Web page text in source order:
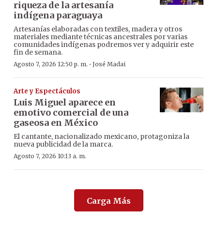
riqueza de la artesanía
indígena paraguaya
Artesanías elaboradas con textiles, madera y otros
materiales mediante técnicas ancestrales por varias
comunidades indígenas podremos ver y adquirir este
fin de semana.
Agosto 7, 2026 12:50 p. m. · José Madai
Arte y Espectáculos
Luis Miguel aparece en
emotivo comercial de una
gaseosa en México
El cantante, nacionalizado mexicano, protagoniza la
nueva publicidad de la marca.
Agosto 7, 2026 10:13 a. m.
Carga Más